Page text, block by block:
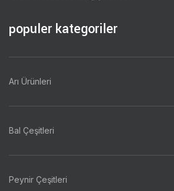
populer kategoriler
Arı Ürünleri
Bal Çeşitleri
Peynir Çeşitleri